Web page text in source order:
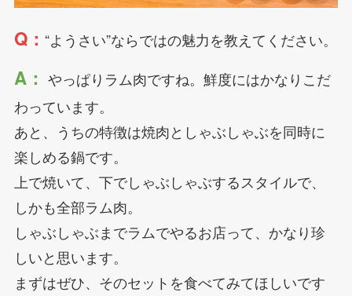
Q： “ようさい”ならではの魅力を教えてください。
A： やっぱりラム肉ですね。鮮度にはかなりこだ
わっています。
あと、うちの特徴は焼肉としゃぶしゃぶを同時に
楽しめる鍋です。
上で焼いて、下でしゃぶしゃぶするスタイルで、
しかも全部ラム肉。
しゃぶしゃぶまでラムでやるお店って、かなり珍
しいと思います。
まずはぜひ、そのセットを食べてみてほしいです